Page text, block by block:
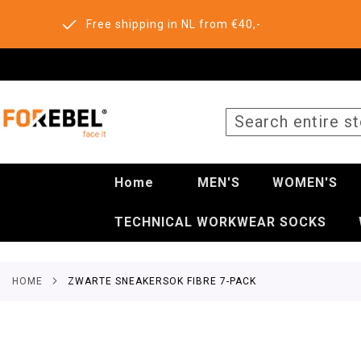
Free shipping in NL from €40,-
Home MEN'S WOMEN'S
TECHNICAL WORKWEAR SOCKS
HOME ZWARTE SNEAKERSOK FIBRE 7-PACK